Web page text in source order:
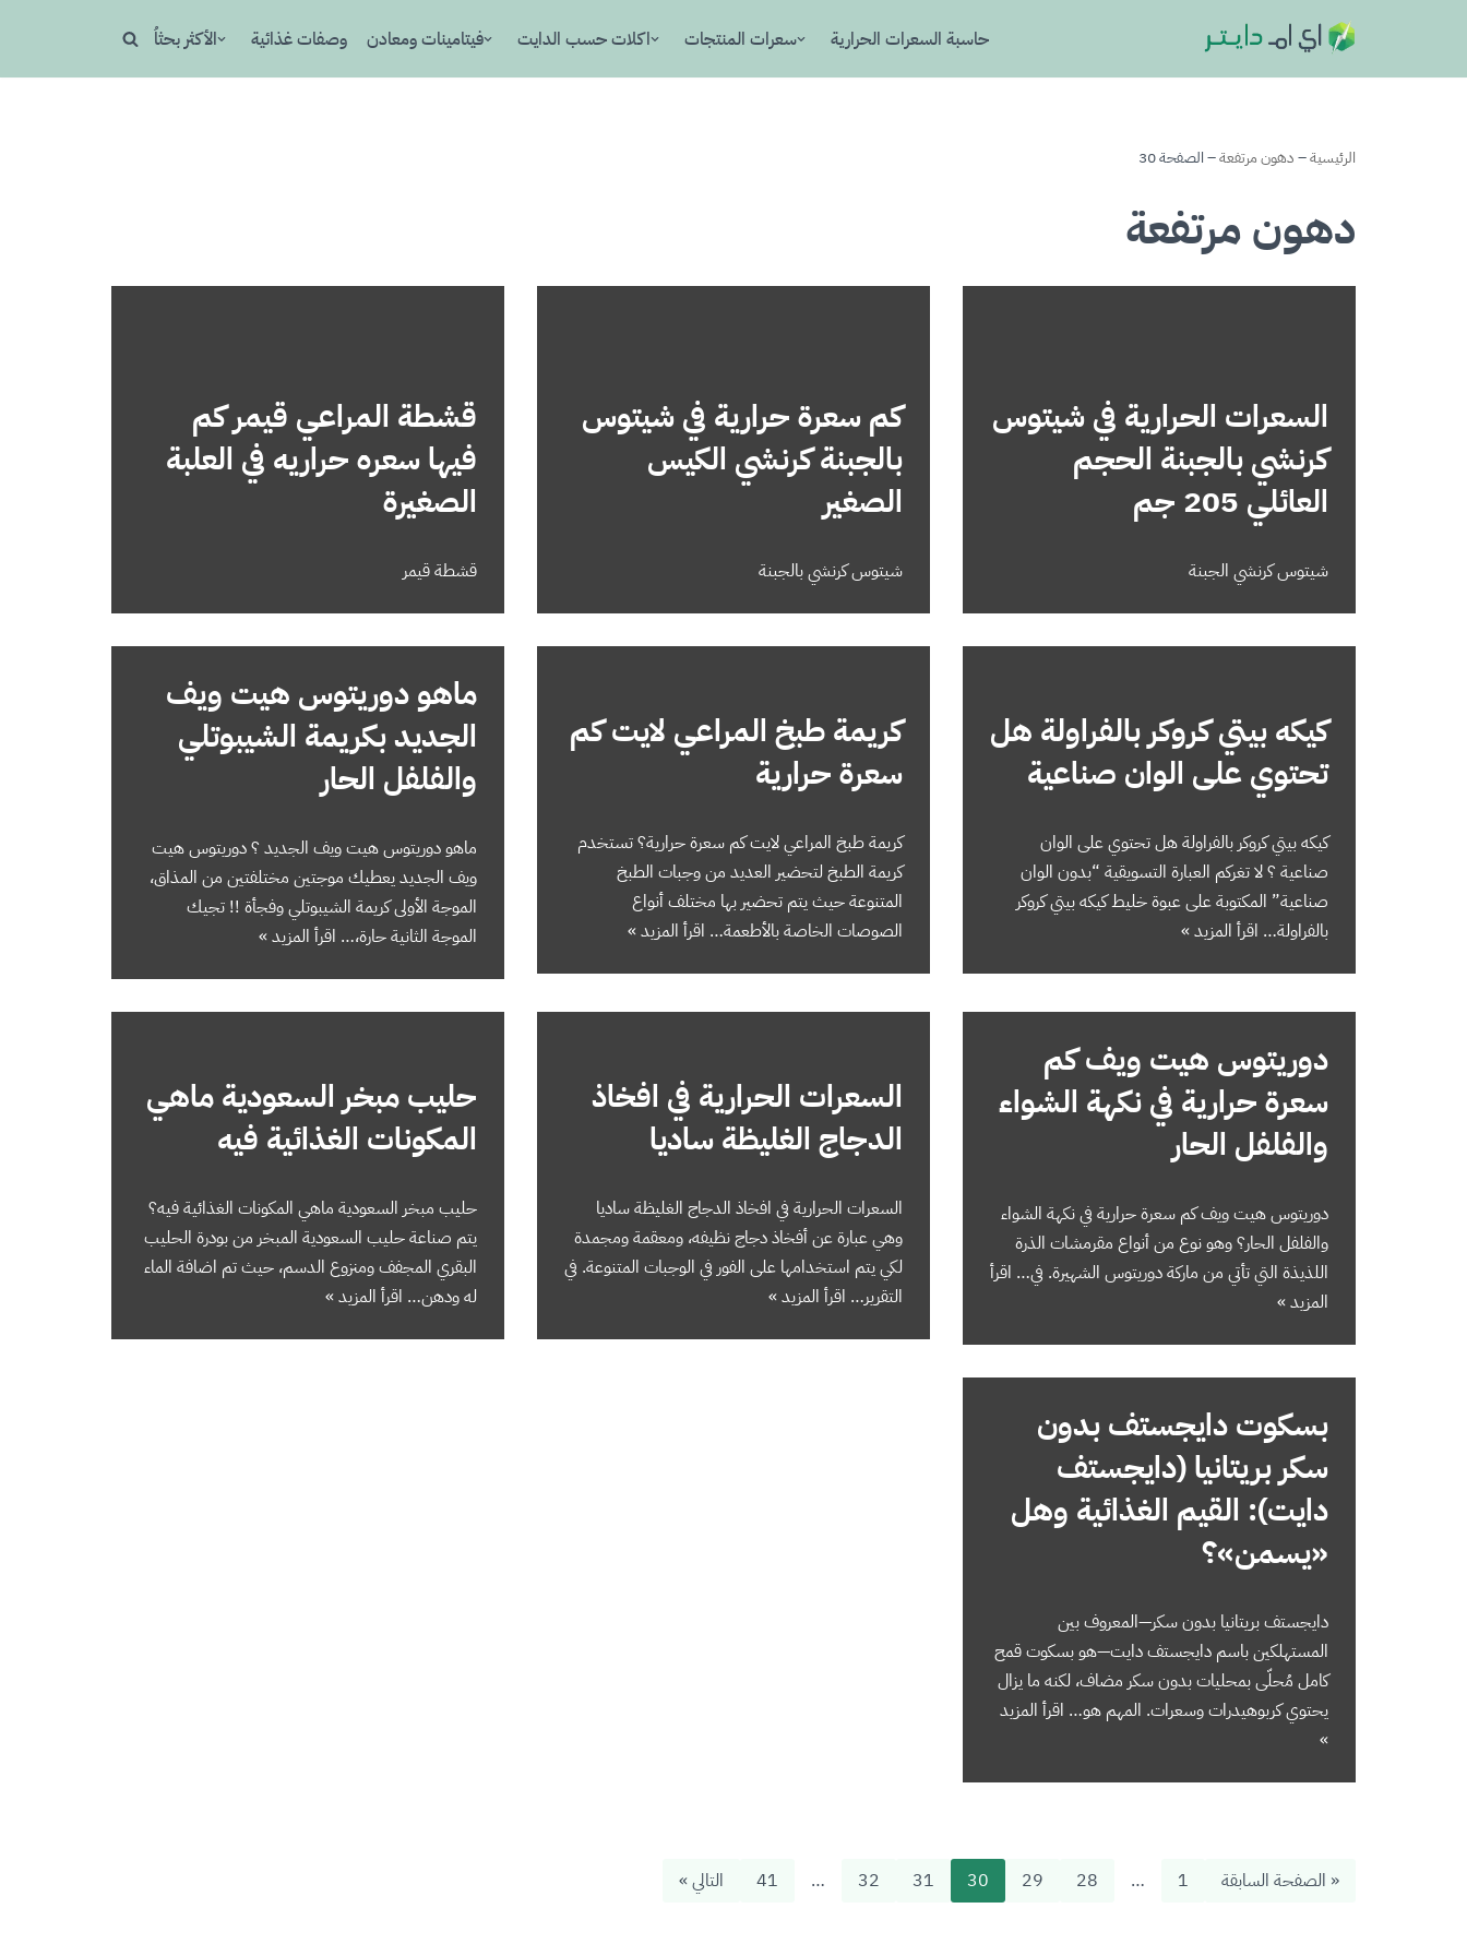
حاسبة السعرات الحرارية سعرات المنتجات اكلات حسب الدايت فيتامينات ومعادن وصفات غذائية الأكثر بحثاُ
الرئيسية–دهون مرتفعة–الصفحة 30
دهون مرتفعة
السعرات الحرارية في شيتوس
كرنشي بالجبنة الحجم
العائلي 205 جم
شيتوس كرنشي الجبنة
كم سعرة حرارية في شيتوس
بالجبنة كرنشي الكيس
الصغير
شيتوس كرنشي بالجبنة
قشطة المراعي قيمر كم
فيها سعره حراريه في العلبة
الصغيرة
قشطة قيمر
كيكه بيتي كروكر بالفراولة هل
تحتوي على الوان صناعية
كيكه بيتي كروكر بالفراولة هل تحتوي على الوان
صناعية ؟ لا تغركم العبارة التسويقية “بدون الوان
صناعية” المكتوبة على عبوة خليط كيكه بيتي كروكر
بالفراولة… اقرأ المزيد »
كريمة طبخ المراعي لايت كم
سعرة حرارية
كريمة طبخ المراعي لايت كم سعرة حرارية؟ تستخدم
كريمة الطبخ لتحضير العديد من وجبات الطبخ
المتنوعة حيث يتم تحضير بها مختلف أنواع
الصوصات الخاصة بالأطعمة… اقرأ المزيد »
ماهو دوريتوس هيت ويف
الجديد بكريمة الشيبوتلي
والفلفل الحار
ماهو دوريتوس هيت ويف الجديد ؟ دوريتوس هيت
ويف الجديد يعطيك موجتين مختلفتين من المذاق،
الموجة الأولى كريمة الشيبوتلي وفجأة !! تجيك
الموجة الثانية حارة،… اقرأ المزيد »
دوريتوس هيت ويف كم
سعرة حرارية في نكهة الشواء
والفلفل الحار
دوريتوس هيت ويف كم سعرة حرارية في نكهة الشواء
والفلفل الحار؟ وهو نوع من أنواع مقرمشات الذرة
اللذيذة التي تأتي من ماركة دوريتوس الشهيرة. في… اقرأ
المزيد »
السعرات الحرارية في افخاذ
الدجاج الغليظة ساديا
السعرات الحرارية في افخاذ الدجاج الغليظة ساديا
وهي عبارة عن أفخاذ دجاج نظيفه، ومعقمة ومجمدة
لكي يتم استخدامها على الفور في الوجبات المتنوعة. في
التقرير… اقرأ المزيد »
حليب مبخر السعودية ماهي
المكونات الغذائية فيه
حليب مبخر السعودية ماهي المكونات الغذائية فيه؟
يتم صناعة حليب السعودية المبخر من بودرة الحليب
البقري المجفف ومنزوع الدسم، حيث تم اضافة الماء
له ودهن… اقرأ المزيد »
بسكوت دايجستف بدون
سكر بريتانيا (دايجستف
دايت): القيم الغذائية وهل
«يسمن»؟
دايجستف بريتانيا بدون سكر—المعروف بين
المستهلكين باسم دايجستف دايت—هو بسكوت قمح
كامل مُحلّى بمحليات بدون سكر مضاف، لكنه ما يزال
يحتوي كربوهيدرات وسعرات. المهم هو… اقرأ المزيد
»
« الصفحة السابقة 1
…
28
29
30
31
32
…
41 التالي »